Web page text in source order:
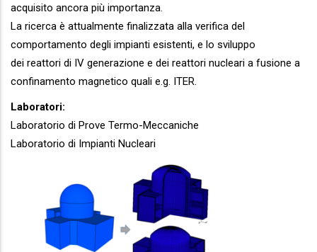
acquisito ancora più importanza.
La ricerca è attualmente finalizzata alla verifica del
comportamento degli impianti esistenti, e lo sviluppo
dei reattori di IV generazione e dei reattori nucleari a fusione a
confinamento magnetico quali e.g. ITER.
Laboratori:
Laboratorio di Prove Termo-Meccaniche
Laboratorio di Impianti Nucleari